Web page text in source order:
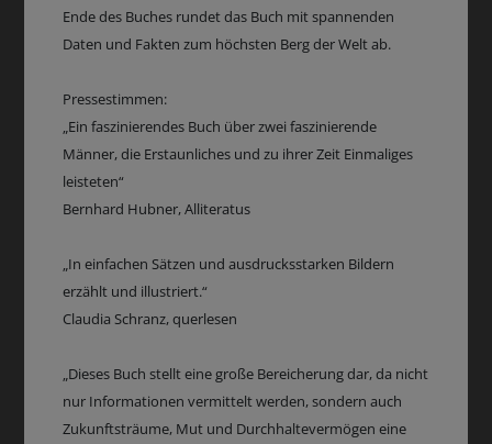
Ende des Buches rundet das Buch mit spannenden
Daten und Fakten zum höchsten Berg der Welt ab.
Pressestimmen:
„Ein faszinierendes Buch über zwei faszinierende
Männer, die Erstaunliches und zu ihrer Zeit Einmaliges
leisteten“
Bernhard Hubner, Alliteratus
„In einfachen Sätzen und ausdrucksstarken Bildern
erzählt und illustriert.“
Claudia Schranz, querlesen
„Dieses Buch stellt eine große Bereicherung dar, da nicht
nur Informationen vermittelt werden, sondern auch
Zukunftsträume, Mut und Durchhaltevermögen eine